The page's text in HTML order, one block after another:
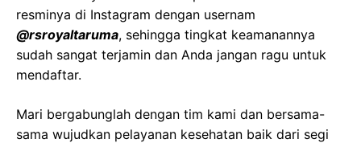
resminya di Instagram dengan usernam
@rsroyaltaruma, sehingga tingkat keamanannya
sudah sangat terjamin dan Anda jangan ragu untuk
mendaftar.
Mari bergabunglah dengan tim kami dan bersama-
sama wujudkan pelayanan kesehatan baik dari segi